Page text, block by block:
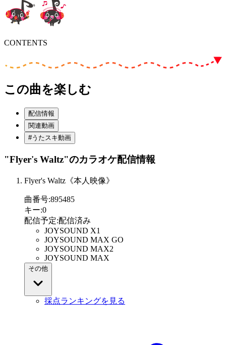
CONTENTS
この曲を楽しむ
配信情報
関連動画
#うたスキ動画
"Flyer's Waltz"のカラオケ配信情報
Flyer's Waltz《本人映像》
曲番号:895485
キー:0
配信予定:配信済み
JOYSOUND X1
JOYSOUND MAX GO
JOYSOUND MAX2
JOYSOUND MAX
その他
採点ランキングを見る